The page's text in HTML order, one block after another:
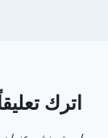
اترك